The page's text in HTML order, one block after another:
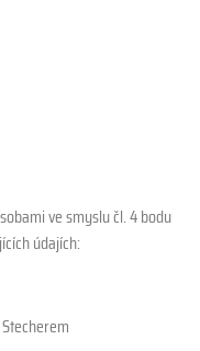
ve smyslu čl. 4 bodu
údajích: